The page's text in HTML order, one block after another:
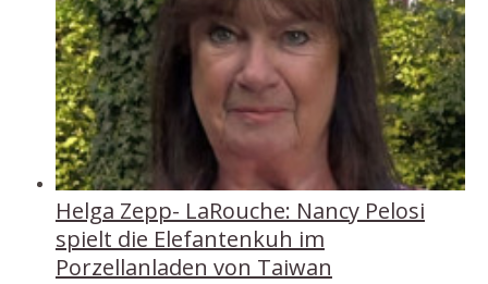
Helga Zepp- LaRouche: Nancy Pelosi
spielt die Elefantenkuh im
Porzellanladen von Taiwan